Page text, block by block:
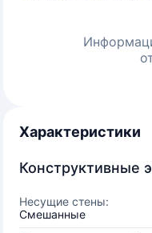
Характеристики
Конструктивные
Несущие стены:
Смешанные